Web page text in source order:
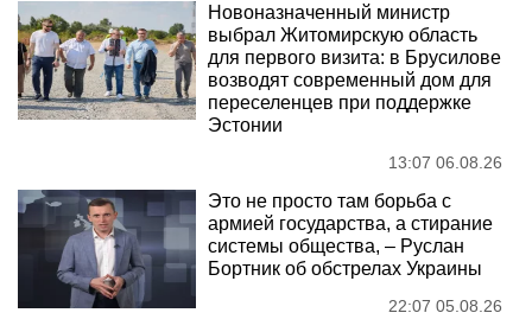
Новоназначенный министр
выбрал Житомирскую область
для первого визита: в Брусилове
возводят современный дом для
переселенцев при поддержке
Эстонии
13:07 06.08.26
Это не просто там борьба с
армией государства, а стирание
системы общества, – Руслан
Бортник об обстрелах Украины
22:07 05.08.26